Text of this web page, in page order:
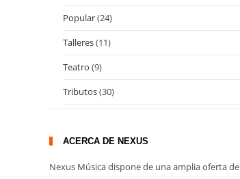
Popular(24)
Talleres(11)
Teatro (9)
Tributos(30)
ACERCA DE NEXUS
Nexus Música dispone de una amplia oferta de